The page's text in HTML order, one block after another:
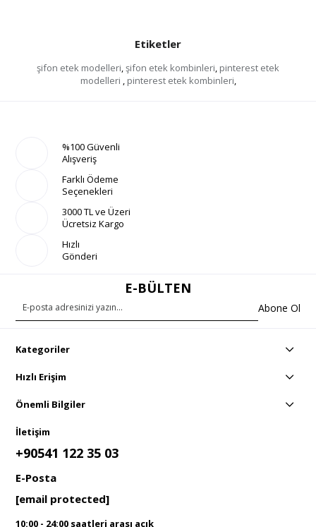
Etiketler
şifon etek modelleri,şifon etek kombinleri, pinterest etek
modelleri , pinterest etek kombinleri,
%100 Güvenli
Alışveriş
Farklı Ödeme
Seçenekleri
3000 TL ve Üzeri
Ücretsiz Kargo
Hızlı
Gönderi
E-BÜLTEN
Abone Ol
Kategoriler
Hızlı Erişim
Önemli Bilgiler
İletişim
+90541 122 35 03
E-Posta
[email protected]
10:00 - 24:00 saatleri arası açık